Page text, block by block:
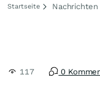
Startseite Nachrichten
117 0